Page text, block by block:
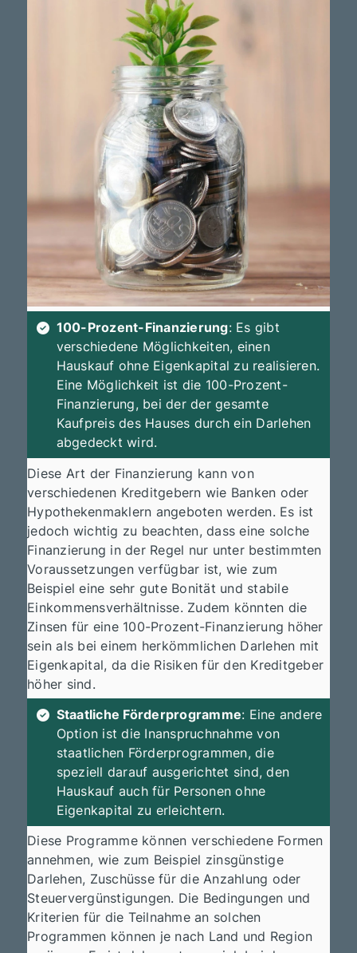
100-Prozent-Finanzierung: Es gibt
verschiedene Möglichkeiten, einen
Hauskauf ohne Eigenkapital zu realisieren.
Eine Möglichkeit ist die 100-Prozent-
Finanzierung, bei der der gesamte
Kaufpreis des Hauses durch ein Darlehen
abgedeckt wird.
Diese Art der Finanzierung kann von
verschiedenen Kreditgebern wie Banken oder
Hypothekenmaklern angeboten werden. Es ist
jedoch wichtig zu beachten, dass eine solche
Finanzierung in der Regel nur unter bestimmten
Voraussetzungen verfügbar ist, wie zum
Beispiel eine sehr gute Bonität und stabile
Einkommensverhältnisse. Zudem könnten die
Zinsen für eine 100-Prozent-Finanzierung höher
sein als bei einem herkömmlichen Darlehen mit
Eigenkapital, da die Risiken für den Kreditgeber
höher sind.
Staatliche Förderprogramme: Eine andere
Option ist die Inanspruchnahme von
staatlichen Förderprogrammen, die
speziell darauf ausgerichtet sind, den
Hauskauf auch für Personen ohne
Eigenkapital zu erleichtern.
Diese Programme können verschiedene Formen
annehmen, wie zum Beispiel zinsgünstige
Darlehen, Zuschüsse für die Anzahlung oder
Steuervergünstigungen. Die Bedingungen und
Kriterien für die Teilnahme an solchen
Programmen können je nach Land und Region